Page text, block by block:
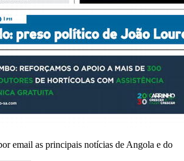
email as principais notícias de Angola e do